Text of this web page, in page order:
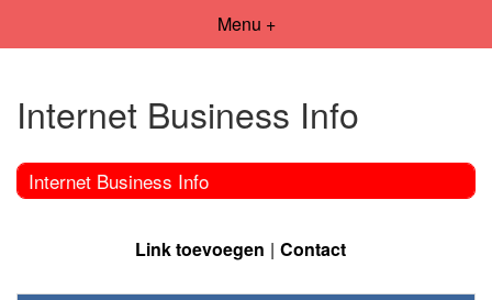
Menu +
Internet Business Info
Internet Business Info
Link toevoegen Contact